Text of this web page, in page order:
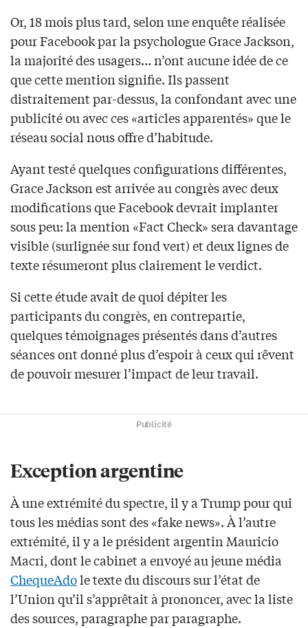
Or, 18 mois plus tard, selon une enquête réalisée
pour Facebook par la psychologue Grace Jackson,
la majorité des usagers… n’ont aucune idée de ce
que cette mention signifie. Ils passent
distraitement par-dessus, la confondant avec une
publicité ou avec ces «articles apparentés» que le
réseau social nous offre d’habitude.
Ayant testé quelques configurations différentes,
Grace Jackson est arrivée au congrès avec deux
modifications que Facebook devrait implanter
sous peu: la mention «Fact Check» sera davantage
visible (surlignée sur fond vert) et deux lignes de
texte résumeront plus clairement le verdict.
Si cette étude avait de quoi dépiter les
participants du congrès, en contrepartie,
quelques témoignages présentés dans d’autres
séances ont donné plus d’espoir à ceux qui rêvent
de pouvoir mesurer l’impact de leur travail.
Publicité
Exception argentine
À une extrémité du spectre, il y a Trump pour qui
tous les médias sont des «fake news». À l’autre
extrémité, il y a le président argentin Mauricio
Macri, dont le cabinet a envoyé au jeune média
ChequeAdole texte du discours sur l’état de
l’Union qu’il s’apprêtait à prononcer, avec la liste
des sources, paragraphe par paragraphe.